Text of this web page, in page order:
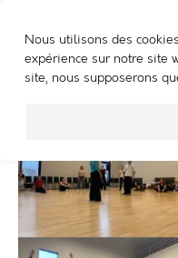
Nous utilisons des
expérience sur notre site
site, nous supposerons
WOOSHING